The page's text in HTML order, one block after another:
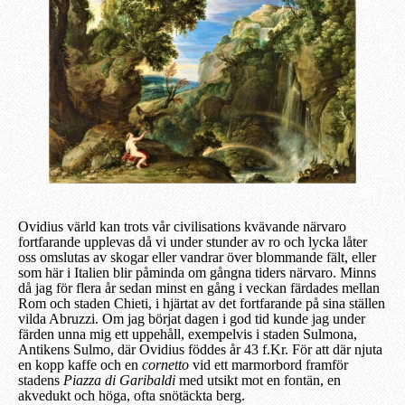
Ovidius värld kan trots vår civilisations kvävande närvaro
fortfarande upplevas då vi under stunder av ro och lycka låter
oss omslutas av skogar eller vandraröver blommande fält, eller
som här i Italien blirpåminda om gångna tiders närvaro. Minns
då jag för flera år sedan minst en gång i veckan färdades mellan
Rom och staden Chieti, i hjärtat av det fortfarande på sina ställen
vilda Abruzzi. Om jag börjat dagen i god tid kunde jag under
färden unna mig ett uppehåll, exempelvis i staden Sulmona,
Antikens Sulmo, där Ovidius föddes år 43 f.Kr. För att där njuta
en kopp kaffe och en cornetto vid ett marmorbord framför
stadens Piazza di Garibaldi med utsikt mot en fontän, en
akvedukt och höga, ofta snötäckta berg.